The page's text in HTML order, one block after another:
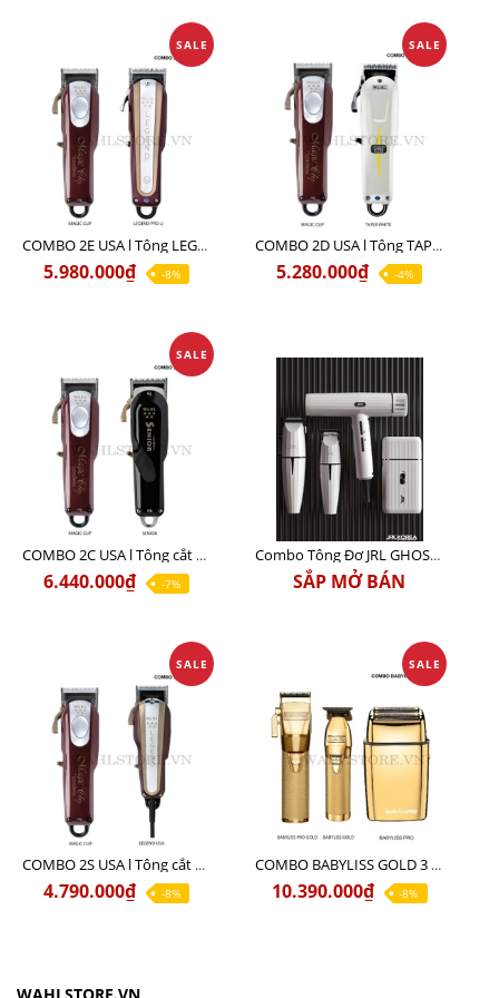
SALE
COMBO 2E USA l Tông LEGEND PRO LI + Tông MAGIC CLIP
5.980.000₫ -8%
SALE
COMBO 2D USA l Tông TAPER WHITE + Tông MAGIC CLIP
5.280.000₫ -4%
SALE
COMBO 2C USA l Tông cắt Senior + Tông cắt Magic clip
6.440.000₫ -7%
Combo Tông Đơ JRL GHOST 3 Limited Edition Chính Hãng USA
SẮP MỞ BÁN
SALE
COMBO 2S USA l Tông cắt LEGEND USA CÓ DÂY 220V + Tông pin MAGIC CLIP
4.790.000₫ -8%
SALE
COMBO BABYLISS GOLD 3 cao cấp chính hãng
10.390.000₫ -8%